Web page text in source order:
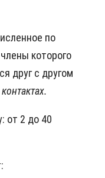
по
которого
друг с другом
от 2 до 40